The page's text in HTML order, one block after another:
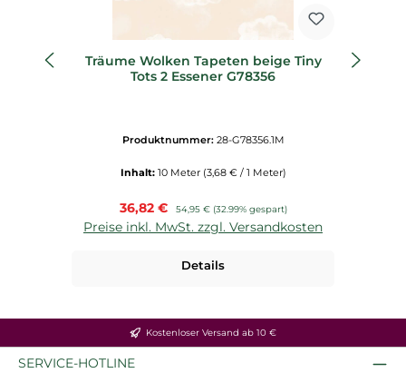
Träume Wolken Tapeten beige Tiny
Tots 2 Essener G78356
Produktnummer: 28-G78356.1M
Inhalt: 10 Meter (3,68 € / 1 Meter)
Verkaufspreis:
36,82 € Regulärer Preis:
54,95 € (32.99% gespart)
Preise inkl. MwSt. zzgl. Versandkosten
Details
Kostenloser Versand ab 10 €
SERVICE-HOTLINE